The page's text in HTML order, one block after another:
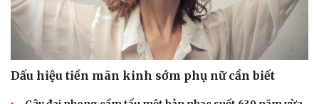
Dấu hiệu tiền mãn kinh sớm phụ nữ cần biết